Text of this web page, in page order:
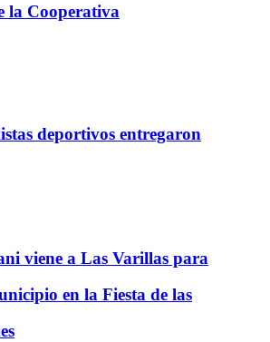
la Cooperativa
viene a Las Varillas para
en la Fiesta de las
deportivos entregaron